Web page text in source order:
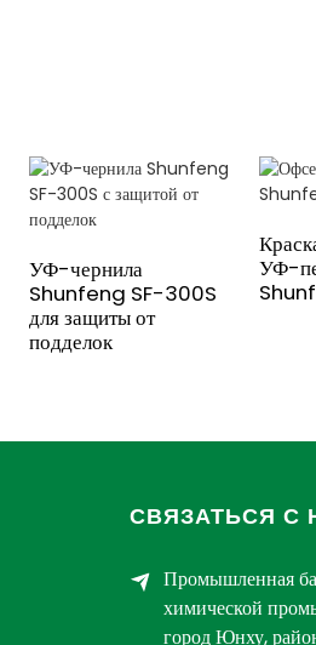
УФ-чернила
Shunfeng SF-300S
для защиты от
подделок
УФ-
СВЯЗАТЬСЯ С
Промышленная
химической
город Юнху,